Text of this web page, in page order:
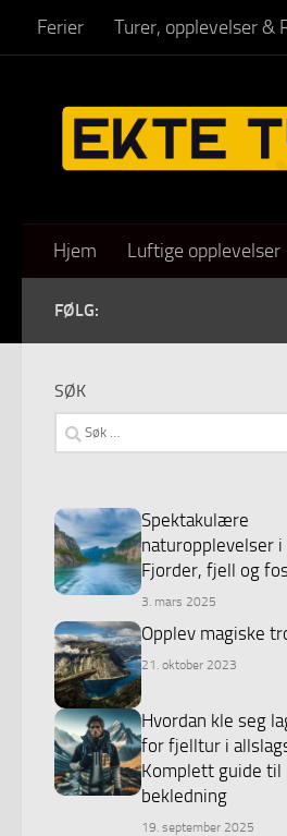
Skip to content
Ferier Turer, opplevelser &
Hjem Luftige opplevelser
FØLG:
SØK
Søk
etter:
Spektakulære
naturopplevelser i
Fjorder, fjell og
3. mars 2025
Opplev magiske
21. oktober 2023
Hvordan kle seg
for fjelltur i
Komplett guide til
bekledning
19. september 2025